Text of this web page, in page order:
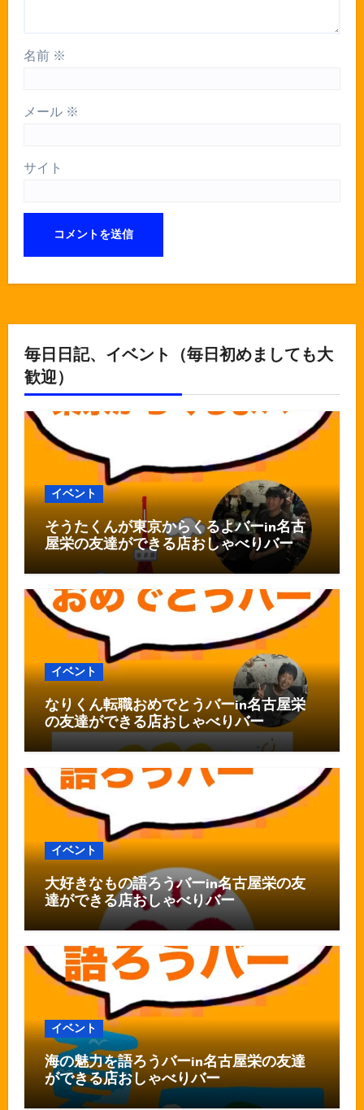
名前 ※
メール ※
サイト
毎日日記、イベント（毎日初めましても大
歓迎）
イベント
そうたくんが東京からくるよバーin名古
屋栄の友達ができる店おしゃべりバー
イベント
なりくん転職おめでとうバーin名古屋栄
の友達ができる店おしゃべりバー
イベント
大好きなもの語ろうバーin名古屋栄の友
達ができる店おしゃべりバー
イベント
海の魅力を語ろうバーin名古屋栄の友達
ができる店おしゃべりバー